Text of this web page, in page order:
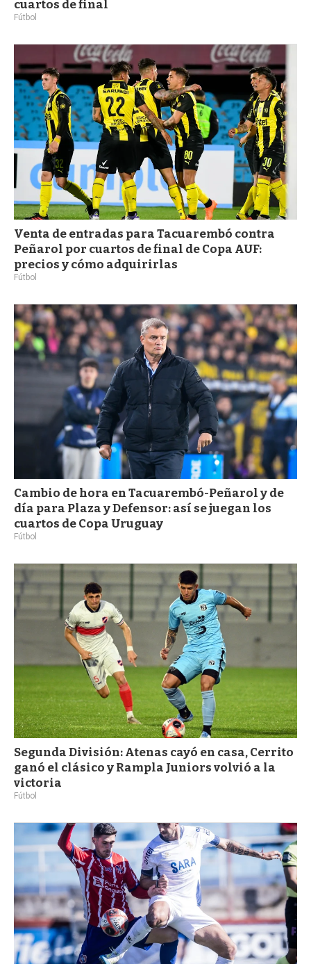
cuartos de final
Fútbol
Venta de entradas para Tacuarembó contra
Peñarol por cuartos de final de Copa AUF:
precios y cómo adquirirlas
Fútbol
Cambio de hora en Tacuarembó-Peñarol y de
día para Plaza y Defensor: así se juegan los
cuartos de Copa Uruguay
Fútbol
Segunda División: Atenas cayó en casa, Cerrito
ganó el clásico y Rampla Juniors volvió a la
victoria
Fútbol